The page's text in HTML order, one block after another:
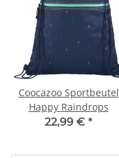
Coocazoo Sportbeutel
Happy Raindrops
22,99 € *